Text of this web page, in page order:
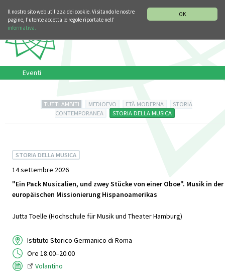
OK
Il nostro sito web utilizza dei cookie. Visitando le nostre
pagine, l’utente accetta le regole riportate nell’
informativa.
Eventi
TUTTI AMBITI MEDIOEVO ETÀ MODERNA
STORIA
CONTEMPORANEA
STORIA DELLA MUSICA
STORIA DELLA MUSICA
14 settembre 2026
"Ein Pack Musicalien, und zwey Stücke von einer Oboe". Musik in der
europäischen Missionierung Hispanoamerikas
Jutta Toelle (Hochschule für Musik und Theater Hamburg)
Istituto Storico Germanico di Roma
Ore 18.00–20.00
Volantino